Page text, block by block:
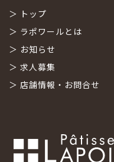
＞ トップ
＞ ラポワールとは
＞ お知らせ
＞ 求人募集
＞ 店舗情報・お問合せ